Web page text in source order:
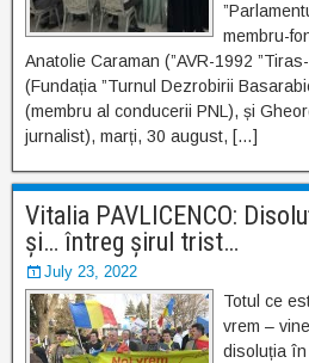
membru-
Anatolie Caraman (”AVR-1992
(Fundația ”Turnul Dezrobirii
(membru al conducerii PNL), și
jurnalist), marți, 30 august, […]
Vitalia PAVLICENCO:
și… întreg șirul trist…
July 23, 2022
Totul ce
vrem –
disoluția